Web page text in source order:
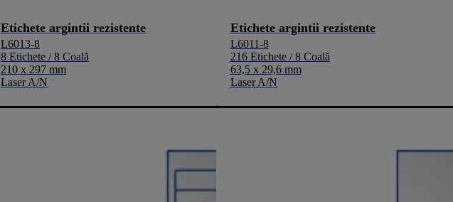
Etichete argintii rezistente
L6013-8
8 Etichete / 8 Coală
210 x 297 mm
Laser A/N
Etichete argintii rezistente
L6011-8
216 Etichete / 8 Coală
63,5 x 29,6 mm
Laser A/N